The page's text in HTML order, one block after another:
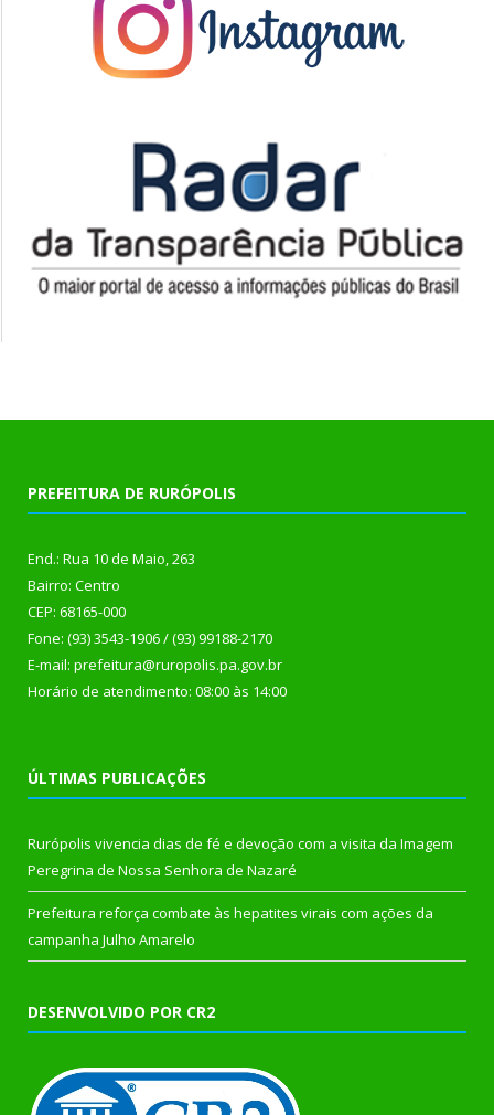
PREFEITURA DE RURÓPOLIS
End.: Rua 10 de Maio, 263
Bairro: Centro
CEP: 68165-000
Fone: (93) 3543-1906 / (93) 99188-2170
E-mail: prefeitura@ruropolis.pa.gov.br
Horário de atendimento: 08:00 às 14:00
ÚLTIMAS PUBLICAÇÕES
Rurópolis vivencia dias de fé e devoção com a visita da Imagem
Peregrina de Nossa Senhora de Nazaré
Prefeitura reforça combate às hepatites virais com ações da
campanha Julho Amarelo
DESENVOLVIDO POR CR2